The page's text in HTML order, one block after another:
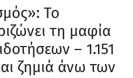
Το
τη μαφία
– 1.151
ζημιά άνω των